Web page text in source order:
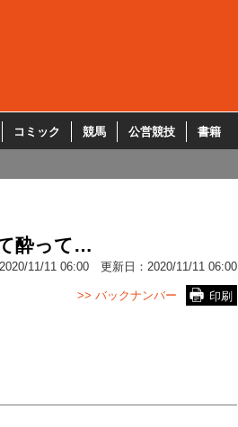
コミック 競馬 公営競技 書籍
酔って…
2020/11/11 06:00 更新日： 2020/11/11 06:00
印刷
>> バックナンバー